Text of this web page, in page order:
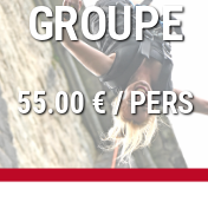
GROUPE
55.00 € / PERS